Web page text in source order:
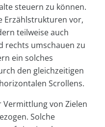
steuern zu können.
Erzählstrukturen vor,
teilweise auch
rechts umschauen zu
ein solches
den gleichzeitigen
Scrollens.
von Zielen
Solche